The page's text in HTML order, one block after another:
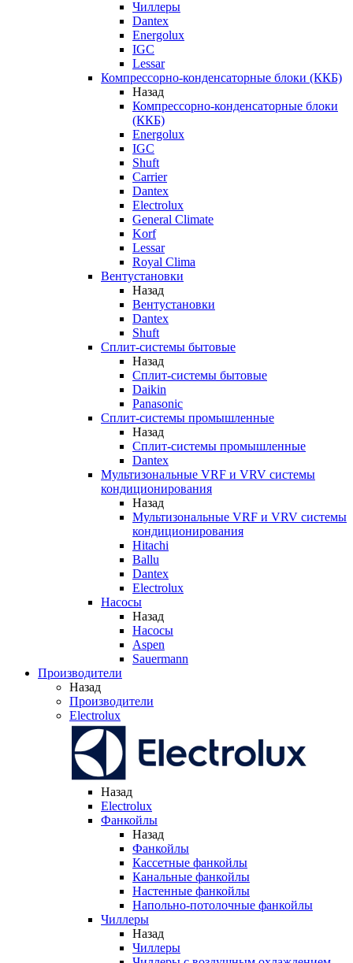
Чиллеры
Dantex
Energolux
IGC
Lessar
Компрессорно-конденсаторные блоки (ККБ)
Назад
Компрессорно-конденсаторные блоки
(ККБ)
Energolux
IGC
Shuft
Carrier
Dantex
Electrolux
General Climate
Korf
Lessar
Royal Clima
Вентустановки
Назад
Вентустановки
Dantex
Shuft
Сплит-системы бытовые
Назад
Сплит-системы бытовые
Daikin
Panasonic
Сплит-системы промышленные
Назад
Сплит-системы промышленные
Dantex
Мультизональные VRF и VRV системы
кондиционирования
Назад
Мультизональные VRF и VRV системы
кондиционирования
Hitachi
Ballu
Dantex
Electrolux
Насосы
Назад
Насосы
Aspen
Sauermann
Производители
Назад
Производители
Electrolux
Назад
Electrolux
Фанкойлы
Назад
Фанкойлы
Кассетные фанкойлы
Канальные фанкойлы
Настенные фанкойлы
Напольно-потолочные фанкойлы
Чиллеры
Назад
Чиллеры